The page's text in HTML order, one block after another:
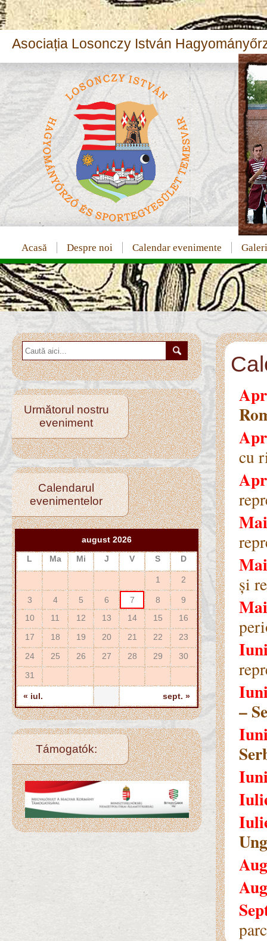
Asociația Losonczy István
Acasă Despre noi Calendar evenimente
Următorul nostru
eveniment
Calendarul
evenimentelor
august 2026
L
Ma Mi J V S D
1 2
3 4 5 6 7 8
9
10
11 12 13 14 15
16
17
18 19 20 21 22
23
24
25 26 27 28 29
30
31
« iul. sept. »
Támogatók:
cu
și
–